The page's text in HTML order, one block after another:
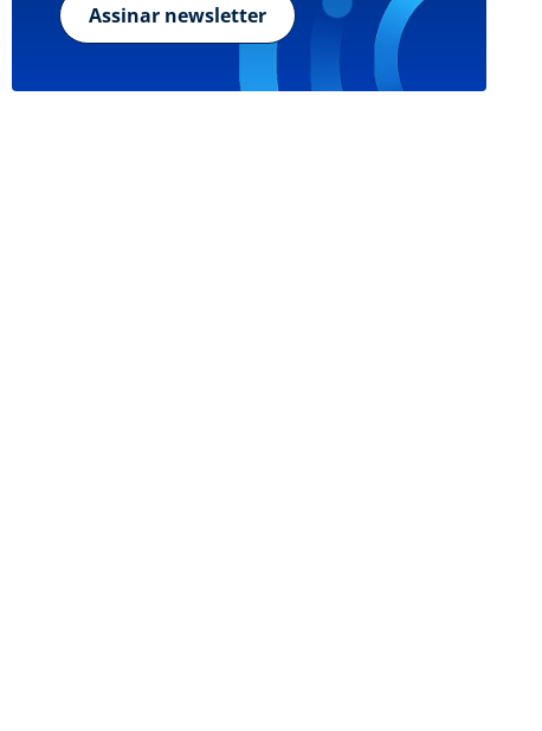
Assinar newsletter